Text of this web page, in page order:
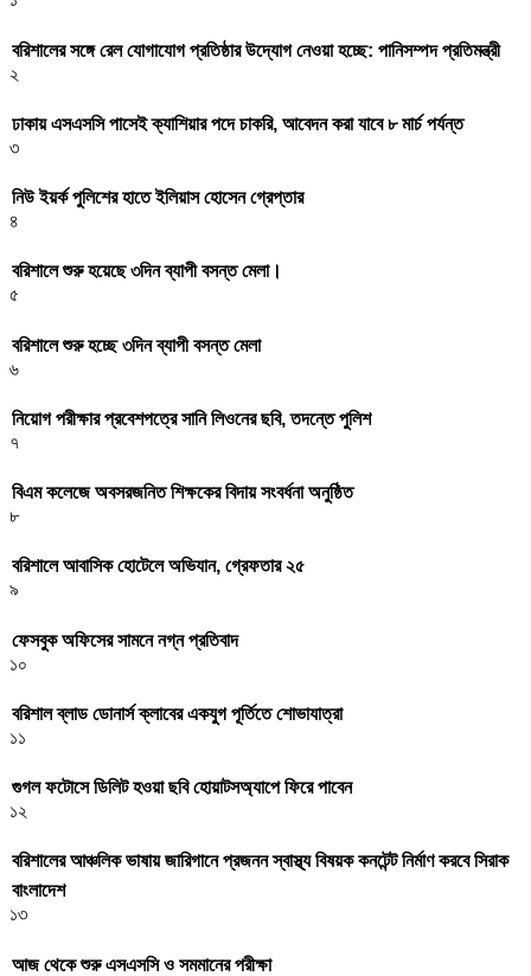
বরিশালের সঙ্গে রেল যোগাযোগ প্রতিষ্ঠার উদ্যোগ নেওয়া হচ্ছে: পানিসম্পদ প্রতিমন্ত্রী
২
ঢাকায় এসএসসি পাসেই ক্যাশিয়ার পদে চাকরি, আবেদন করা যাবে ৮ মার্চ পর্যন্ত
৩
নিউ ইয়র্ক পুলিশের হাতে ইলিয়াস হোসেন গ্রেপ্তার
৪
বরিশালে শুরু হয়েছে ৩দিন ব্যাপী বসন্ত মেলা।
৫
বরিশালে শুরু হচ্ছে ৩দিন ব্যাপী বসন্ত মেলা
৬
নিয়োগ পরীক্ষার প্রবেশপত্রে সানি লিওনের ছবি, তদন্তে পুলিশ
৭
বিএম কলেজে অবসরজনিত শিক্ষকের বিদায় সংবর্ধনা অনুষ্ঠিত
৮
বরিশালে আবাসিক হোটেলে অভিযান, গ্রেফতার ২৫
৯
ফেসবুক অফিসের সামনে নগ্ন প্রতিবাদ
১০
বরিশাল ব্লাড ডোনার্স ক্লাবের একযুগ পূর্তিতে শোভাযাত্রা
১১
গুগল ফটোসে ডিলিট হওয়া ছবি হোয়াটসঅ্যাপে ফিরে পাবেন
১২
বরিশালের আঞ্চলিক ভাষায় জারিগানে প্রজনন স্বাস্থ্য বিষয়ক কনটেন্ট নির্মাণ করবে সিরাক
বাংলাদেশ
১৩
আজ থেকে শুরু এসএসসি ও সমমানের পরীক্ষা